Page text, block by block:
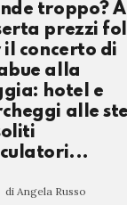
troppo? A
prezzi
il concerto di
alla
hotel e
alle
di Angela Russo